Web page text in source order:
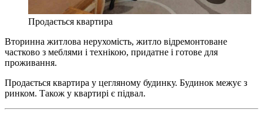
Продається квартира
Вторинна житлова нерухомість, житло відремонтоване
частково з меблями і технікою, придатне і готове для
проживання.
Продається квартира у цегляному будинку. Будинок межує з
ринком. Також у квартирі є підвал.